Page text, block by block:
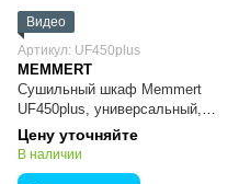
Видео
Артикул: UF450plus
MEMMERT
Сушильный шкаф Memmert
UF450plus, универсальный,
TwinDISPLAY, 449 л
Цену уточняйте
В наличии